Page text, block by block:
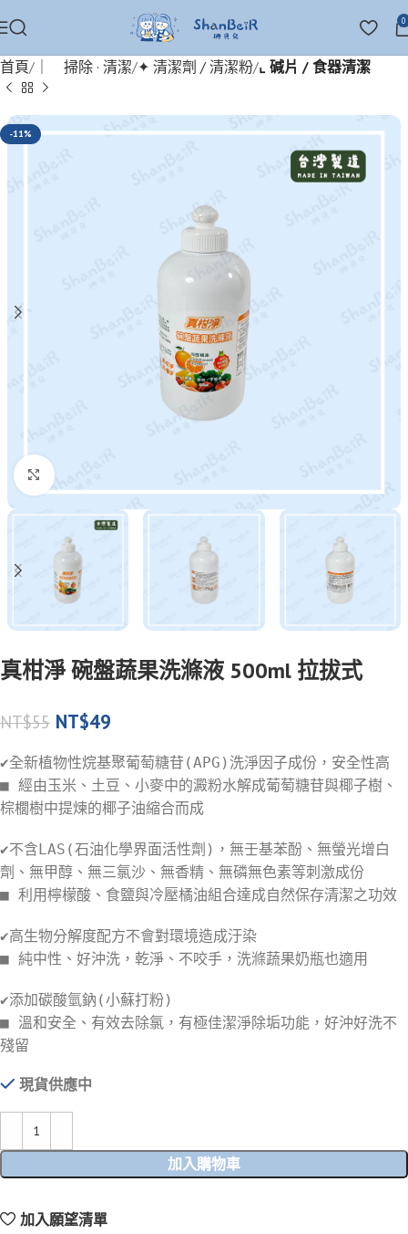
0
首頁 ｜ 掃除 · 清潔 ✦ 清潔劑 / 清潔粉 ⌞ 碱片 / 食器清潔
-11%
Click to enlarge
真柑淨 碗盤蔬果洗滌液 500ml 拉拔式
NT$55 NT$49
✔️全新植物性烷基聚葡萄糖苷(APG)洗淨因子成份，安全性高
■ 經由玉米、土豆、小麥中的澱粉水解成葡萄糖苷與椰子樹、
棕櫚樹中提煉的椰子油縮合而成
✔️不含LAS(石油化學界面活性劑)，無壬基苯酚、無螢光增白
劑、無甲醇、無三氯沙、無香精、無磷無色素等刺激成份
■ 利用檸檬酸、食鹽與冷壓橘油組合達成自然保存清潔之功效
✔️高生物分解度配方不會對環境造成汙染
■ 純中性、好沖洗，乾淨、不咬手，洗滌蔬果奶瓶也適用
✔️添加碳酸氫鈉(小蘇打粉)
■ 溫和安全、有效去除氯，有極佳潔淨除垢功能，好沖好洗不
殘留
現貨供應中
加入購物車
加入願望清單